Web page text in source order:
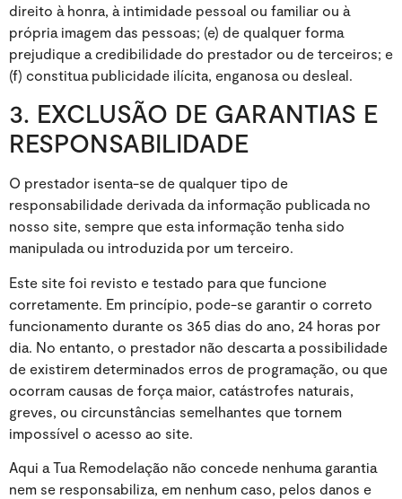
direito à honra, à intimidade pessoal ou familiar ou à
própria imagem das pessoas; (e) de qualquer forma
prejudique a credibilidade do prestador ou de terceiros; e
(f) constitua publicidade ilícita, enganosa ou desleal.
3. EXCLUSÃO DE GARANTIAS E
RESPONSABILIDADE
O prestador isenta-se de qualquer tipo de
responsabilidade derivada da informação publicada no
nosso site, sempre que esta informação tenha sido
manipulada ou introduzida por um terceiro.
Este site foi revisto e testado para que funcione
corretamente. Em princípio, pode-se garantir o correto
funcionamento durante os 365 dias do ano, 24 horas por
dia. No entanto, o prestador não descarta a possibilidade
de existirem determinados erros de programação, ou que
ocorram causas de força maior, catástrofes naturais,
greves, ou circunstâncias semelhantes que tornem
impossível o acesso ao site.
Aqui a Tua Remodelação não concede nenhuma garantia
nem se responsabiliza, em nenhum caso, pelos danos e